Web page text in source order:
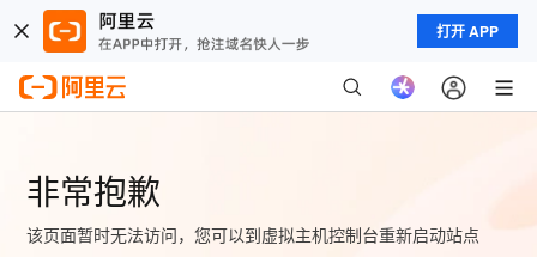
打开 APP
非常抱歉
该页面暂时无法访问，您可以到虚拟主机控制台重新启动站点